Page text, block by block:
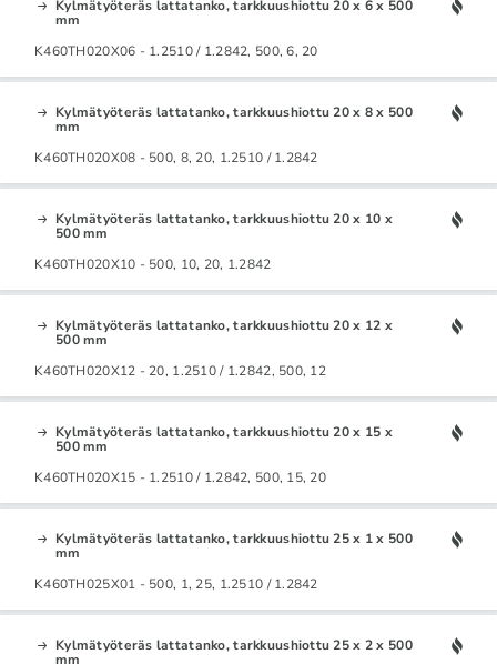
Kylmätyöteräs lattatanko, tarkkuushiottu 20 x 6 x 500
mm
K460TH020X06 - 1.2510 / 1.2842, 500, 6, 20
Kylmätyöteräs lattatanko, tarkkuushiottu 20 x 8 x 500
mm
K460TH020X08 - 500, 8, 20, 1.2510 / 1.2842
Kylmätyöteräs lattatanko, tarkkuushiottu 20 x 10 x
500 mm
K460TH020X10 - 500, 10, 20, 1.2842
Kylmätyöteräs lattatanko, tarkkuushiottu 20 x 12 x
500 mm
K460TH020X12 - 20, 1.2510 / 1.2842, 500, 12
Kylmätyöteräs lattatanko, tarkkuushiottu 20 x 15 x
500 mm
K460TH020X15 - 1.2510 / 1.2842, 500, 15, 20
Kylmätyöteräs lattatanko, tarkkuushiottu 25 x 1 x 500
mm
K460TH025X01 - 500, 1, 25, 1.2510 / 1.2842
Kylmätyöteräs lattatanko, tarkkuushiottu 25 x 2 x 500
mm